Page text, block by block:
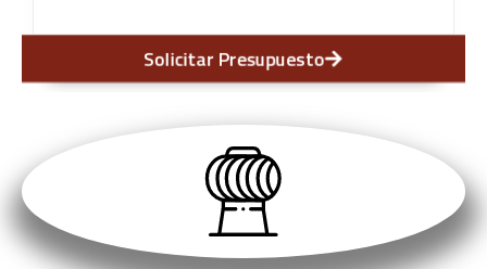
Solicitar Presupuesto